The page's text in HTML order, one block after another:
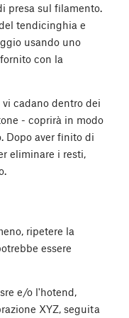
presa sul filamento.
tendicinghia e
usando uno
con la
cadano dentro dei
- coprirà in modo
Dopo aver finito di
eliminare i resti,
ripetere la
essere
e/o l'hotend,
XYZ, seguita